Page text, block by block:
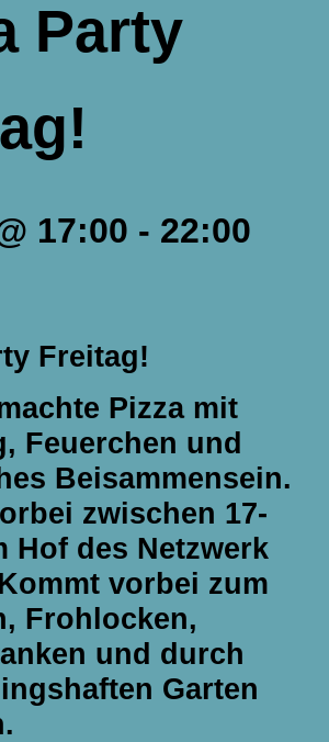
Party
17:00 - 22:00
Freitag!
Pizza mit
Feuerchen und
Beisammensein.
zwischen 17-
Hof des Netzwerk
vorbei zum
Frohlocken,
und durch
Garten